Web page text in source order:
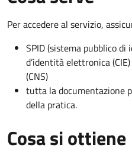
Per accedere al servizio,
SPID (sistema pubblico
d’identità elettronica
(CNS)
tutta la documentazione
della pratica.
Cosa si ottiene